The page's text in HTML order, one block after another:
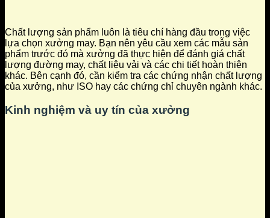
Chất lượng sản phẩm luôn là tiêu chí hàng đầu trong việc
lựa chọn xưởng may. Bạn nên yêu cầu xem các mẫu sản
phẩm trước đó mà xưởng đã thực hiện để đánh giá chất
lượng đường may, chất liệu vải và các chi tiết hoàn thiện
khác. Bên cạnh đó, cần kiểm tra các chứng nhận chất lượng
của xưởng, như ISO hay các chứng chỉ chuyên ngành khác.
Kinh nghiệm và uy tín của xưởng